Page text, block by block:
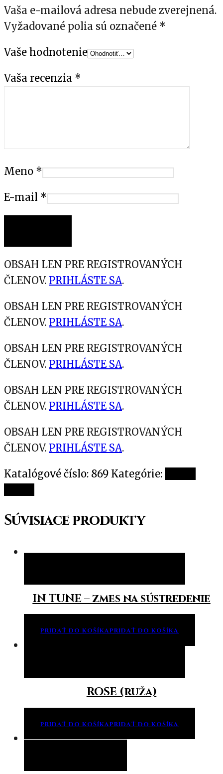
Vaša e-mailová adresa nebude zverejnená.
Vyžadované polia sú označené *
Vaše hodnotenie
Vaša recenzia *
Meno *
E-mail *
OBSAH LEN PRE REGISTROVANÝCH
ČLENOV. PRIHLÁSTE SA.
OBSAH LEN PRE REGISTROVANÝCH
ČLENOV. PRIHLÁSTE SA.
OBSAH LEN PRE REGISTROVANÝCH
ČLENOV. PRIHLÁSTE SA.
OBSAH LEN PRE REGISTROVANÝCH
ČLENOV. PRIHLÁSTE SA.
OBSAH LEN PRE REGISTROVANÝCH
ČLENOV. PRIHLÁSTE SA.
Katalógové číslo: 869 Kategórie:
Súvisiace produkty
IN TUNE – zmes na sústredenie
PRIDAŤ DO KOŠÍKAPRIDAŤ DO KOŠÍKA
ROSE (ruža)
PRIDAŤ DO KOŠÍKAPRIDAŤ DO KOŠÍKA